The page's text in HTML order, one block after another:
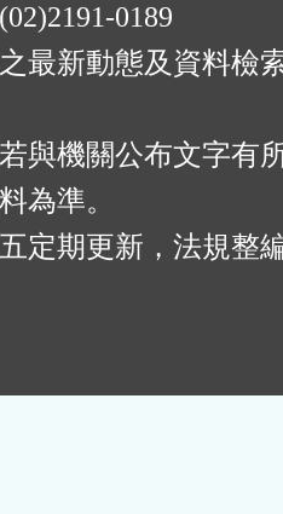
0189
最新動態及資料檢
與機關公布文字有
為準。
定期更新，法規整